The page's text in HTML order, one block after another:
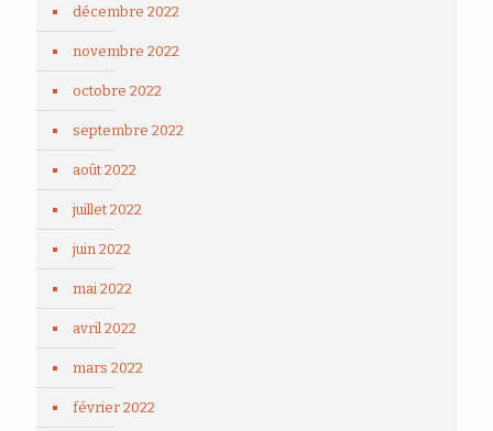
décembre 2022
novembre 2022
octobre 2022
septembre 2022
août 2022
juillet 2022
juin 2022
mai 2022
avril 2022
mars 2022
février 2022